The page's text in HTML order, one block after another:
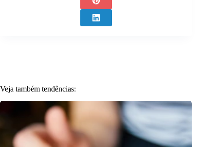
Veja também tendências: